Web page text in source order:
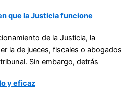
que la Justicia funcione
de la Justicia, la
la de jueces, fiscales o abogados
Sin embargo, detrás
y eficaz